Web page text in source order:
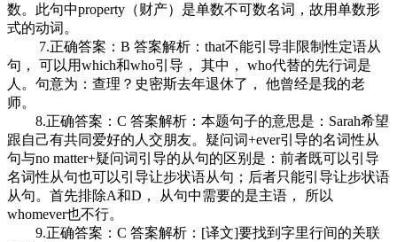
数。此句中property（财产）是单数不可数名词，故用单数形
式的动词。
7.正确答案：B 答案解析：that不能引导非限制性定语从
句， 可以用which和who引导， 其中， who代替的先行词是
人。句意为：查理？史密斯去年退休了， 他曾经是我的老
师。
8.正确答案：C 答案解析：本题句子的意思是：Sarah希望
跟自己有共同爱好的人交朋友。疑问词+ever引导的名词性从
句与no matter+疑问词引导的从句的区别是：前者既可以引导
名词性从句也可以引导让步状语从句；后者只能引导让步状语
从句。首先排除A和D， 从句中需要的是主语， 所以
whomever也不行。
9.正确答案：C 答案解析：[译文]要找到字里行间的关联